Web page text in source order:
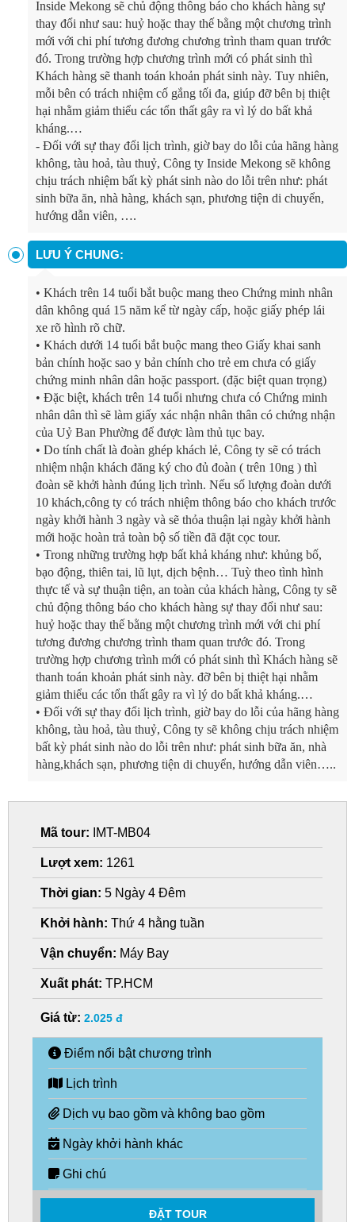
Inside Mekong sẽ chủ động thông báo cho khách hàng sự
thay đổi như sau: huỷ hoặc thay thế bằng một chương trình
mới với chi phí tương đương chương trình tham quan trước
đó. Trong trường hợp chương trình mới có phát sinh thì
Khách hàng sẽ thanh toán khoản phát sinh này. Tuy nhiên,
mỗi bên có trách nhiệm cố gắng tối đa, giúp đỡ bên bị thiệt
hại nhằm giảm thiểu các tổn thất gây ra vì lý do bất khả
kháng.…
- Đối với sự thay đổi lịch trình, giờ bay do lỗi của hãng hàng
không, tàu hoả, tàu thuỷ, Công ty Inside Mekong sẽ không
chịu trách nhiệm bất kỳ phát sinh nào do lỗi trên như: phát
sinh bữa ăn, nhà hàng, khách sạn, phương tiện di chuyển,
hướng dẫn viên, ….
LƯU Ý CHUNG:
• Khách trên 14 tuổi bắt buộc mang theo Chứng minh nhân
dân không quá 15 năm kể từ ngày cấp, hoặc giấy phép lái
xe rõ hình rõ chữ.
• Khách dưới 14 tuổi bắt buộc mang theo Giấy khai sanh
bản chính hoặc sao y bản chính cho trẻ em chưa có giấy
chứng minh nhân dân hoặc passport. (đặc biệt quan trọng)
• Đặc biệt, khách trên 14 tuổi nhưng chưa có Chứng minh
nhân dân thì sẽ làm giấy xác nhận nhân thân có chứng nhận
của Uỷ Ban Phường để được làm thủ tục bay.
• Do tính chất là đoàn ghép khách lẻ, Công ty sẽ có trách
nhiệm nhận khách đăng ký cho đủ đoàn ( trên 10ng ) thì
đoàn sẽ khởi hành đúng lịch trình. Nếu số lượng đoàn dưới
10 khách,công ty có trách nhiệm thông báo cho khách trước
ngày khởi hành 3 ngày và sẽ thỏa thuận lại ngày khởi hành
mới hoặc hoàn trả toàn bộ số tiền đã đặt cọc tour.
• Trong những trường hợp bất khả kháng như: khủng bố,
bạo động, thiên tai, lũ lụt, dịch bệnh… Tuỳ theo tình hình
thực tế và sự thuận tiện, an toàn của khách hàng, Công ty sẽ
chủ động thông báo cho khách hàng sự thay đổi như sau:
huỷ hoặc thay thế bằng một chương trình mới với chi phí
tương đương chương trình tham quan trước đó. Trong
trường hợp chương trình mới có phát sinh thì Khách hàng sẽ
thanh toán khoản phát sinh này. đỡ bên bị thiệt hại nhằm
giảm thiểu các tổn thất gây ra vì lý do bất khả kháng.…
• Đối với sự thay đổi lịch trình, giờ bay do lỗi của hãng hàng
không, tàu hoả, tàu thuỷ, Công ty sẽ không chịu trách nhiệm
bất kỳ phát sinh nào do lỗi trên như: phát sinh bữa ăn, nhà
hàng,khách sạn, phương tiện di chuyển, hướng dẫn viên…..
Mã tour: IMT-MB04
Lượt xem: 1261
Thời gian: 5 Ngày 4 Đêm
Khởi hành: Thứ 4 hằng tuần
Vận chuyển: Máy Bay
Xuất phát: TP.HCM
Giá từ: 2.025 đ
Điểm nổi bật chương trình
Lịch trình
Dịch vụ bao gồm và không bao gồm
Ngày khởi hành khác
Ghi chú
ĐẶT TOUR